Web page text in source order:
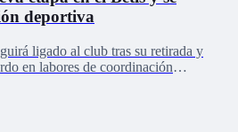
deportiva
ligado al club tras su retirada y
en labores de coordinación